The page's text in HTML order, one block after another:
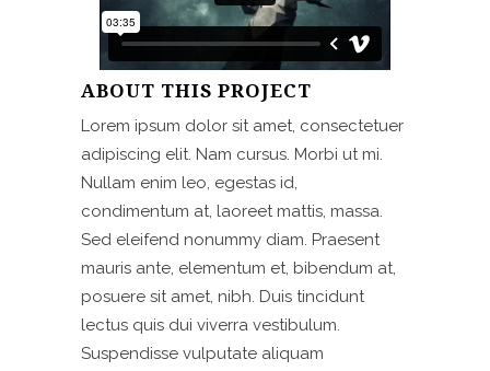
ABOUT THIS PROJECT
Lorem ipsum dolor sit amet, consectetuer
adipiscing elit. Nam cursus. Morbi ut mi.
Nullam enim leo, egestas id,
condimentum at, laoreet mattis, massa.
Sed eleifend nonummy diam. Praesent
mauris ante, elementum et, bibendum at,
posuere sit amet, nibh. Duis tincidunt
lectus quis dui viverra vestibulum.
Suspendisse vulputate aliquam